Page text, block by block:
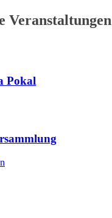
Veranstaltungen
Pokal